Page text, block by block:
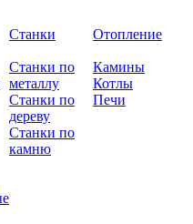
Станки
Станки по
металлу
Станки по
дереву
Станки по
камню
Отопление
Камины
Котлы
Печи